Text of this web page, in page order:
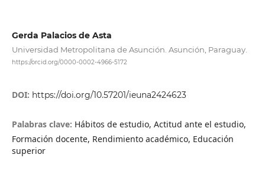
Gerda Palacios de Asta
Universidad Metropolitana de Asunción. Asunción, Paraguay.
https://orcid.org/0000-0002-4966-5172
DOI: https://doi.org/10.57201/ieuna2424623
Palabras clave: Hábitos de estudio, Actitud ante el estudio,
Formación docente, Rendimiento académico, Educación
superior